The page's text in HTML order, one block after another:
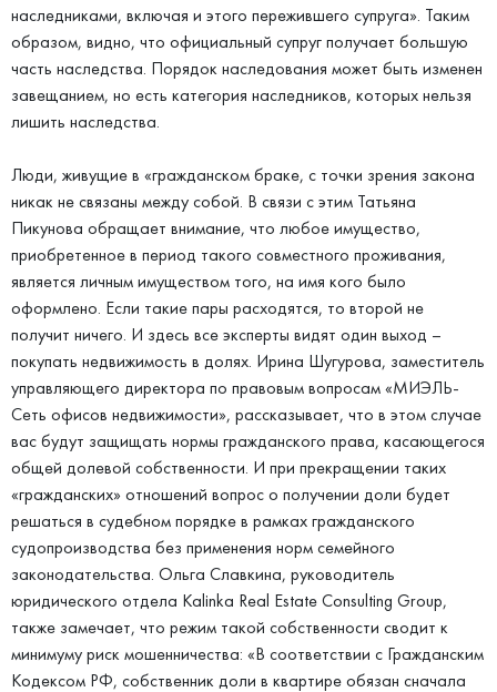
наследниками, включая и этого пережившего супруга». Таким
образом, видно, что официальный супруг получает большую
часть наследства. Порядок наследования может быть изменен
завещанием, но есть категория наследников, которых нельзя
лишить наследства.
Люди, живущие в «гражданском браке, с точки зрения закона
никак не связаны между собой. В связи с этим Татьяна
Пикунова обращает внимание, что любое имущество,
приобретенное в период такого совместного проживания,
является личным имуществом того, на имя кого было
оформлено. Если такие пары расходятся, то второй не
получит ничего. И здесь все эксперты видят один выход –
покупать недвижимость в долях. Ирина Шугурова, заместитель
управляющего директора по правовым вопросам «МИЭЛЬ-
Сеть офисов недвижимости», рассказывает, что в этом случае
вас будут защищать нормы гражданского права, касающегося
общей долевой собственности. И при прекращении таких
«гражданских» отношений вопрос о получении доли будет
решаться в судебном порядке в рамках гражданского
судопроизводства без применения норм семейного
законодательства. Ольга Славкина, руководитель
юридического отдела Kalinka Real Estate Consulting Group,
также замечает, что режим такой собственности сводит к
минимуму риск мошенничества: «В соответствии с Гражданским
Кодексом РФ, собственник доли в квартире обязан сначала